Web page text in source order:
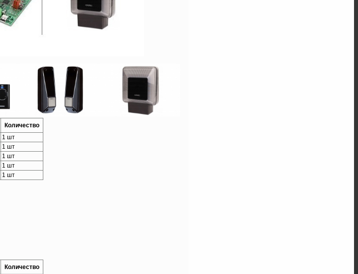
Количество
1 шт
1 шт
1 шт
1 шт
1 шт
Количество